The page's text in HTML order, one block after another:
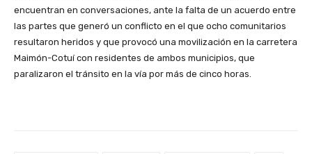
encuentran en conversaciones, ante la falta de un acuerdo entre
las partes que generó un conflicto en el que ocho comunitarios
resultaron heridos y que provocó una movilización en la carretera
Maimón-Cotuí con residentes de ambos municipios, que
paralizaron el tránsito en la vía por más de cinco horas.